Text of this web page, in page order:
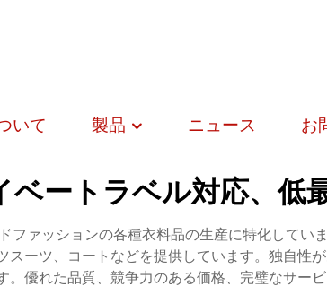
いて 製品 ニュース お
ートラベル対応、低
ァッションの各種衣料品の生産に特化してい
ーツ、コートなどを提供しています。独自性
優れた品質、競争力のある価格、完璧なサー